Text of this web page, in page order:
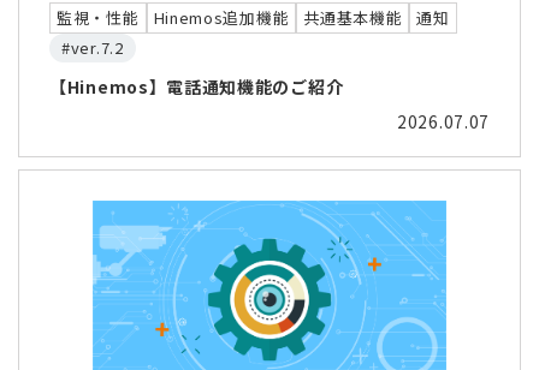
監視・性能 Hinemos追加機能 共通基本機能
通知
#ver.7.2
【Hinemos】電話通知機能のご紹介
2026.07.07